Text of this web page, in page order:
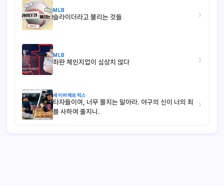
MLB
슬라이더라고 불리는 것들 ›
MLB
좌완 체인지업이 심상치 않다 ›
세이버메트릭스
타자들이여, 너무 쫄지는 말아라. 야구의 신이 너의 죄
를 사하여 줄지니.
›